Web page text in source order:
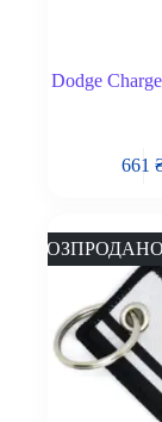
Dodge
661
РОЗПРОДАНО